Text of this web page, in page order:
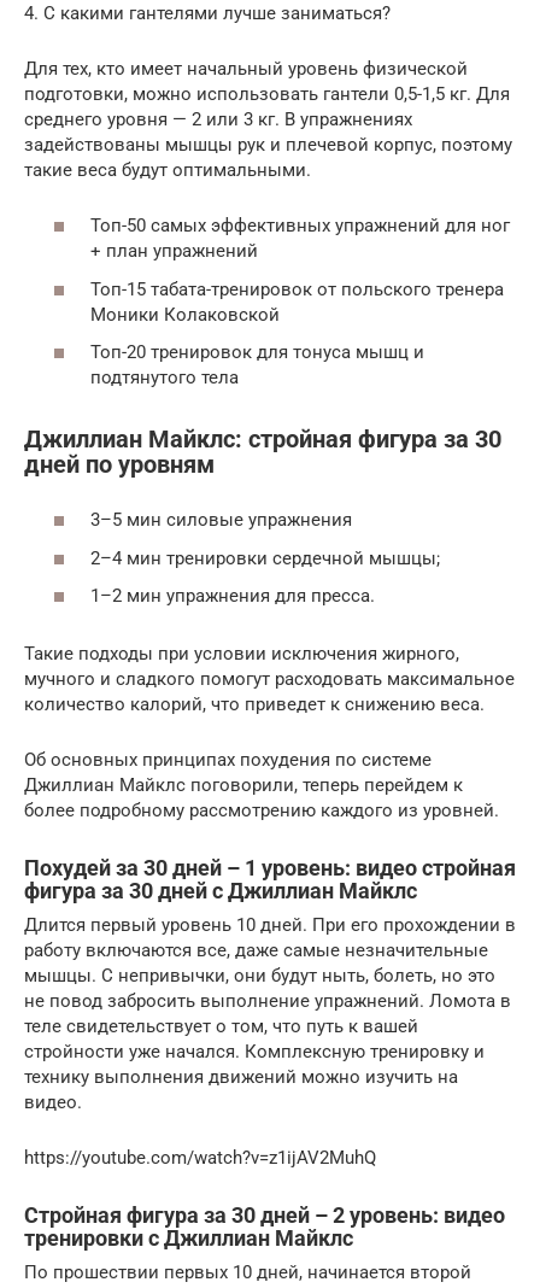
4. С какими гантелями лучше заниматься?
Для тех, кто имеет начальный уровень физической
подготовки, можно использовать гантели 0,5-1,5 кг. Для
среднего уровня — 2 или 3 кг. В упражнениях
задействованы мышцы рук и плечевой корпус, поэтому
такие веса будут оптимальными.
Топ-50 самых эффективных упражнений для ног
+ план упражнений
Топ-15 табата-тренировок от польского тренера
Моники Колаковской
Топ-20 тренировок для тонуса мышц и
подтянутого тела
Джиллиан Майклс: стройная фигура за 30
дней по уровням
3–5 мин силовые упражнения
2–4 мин тренировки сердечной мышцы;
1–2 мин упражнения для пресса.
Такие подходы при условии исключения жирного,
мучного и сладкого помогут расходовать максимальное
количество калорий, что приведет к снижению веса.
Об основных принципах похудения по системе
Джиллиан Майклс поговорили, теперь перейдем к
более подробному рассмотрению каждого из уровней.
Похудей за 30 дней – 1 уровень: видео стройная
фигура за 30 дней с Джиллиан Майклс
Длится первый уровень 10 дней. При его прохождении в
работу включаются все, даже самые незначительные
мышцы. С непривычки, они будут ныть, болеть, но это
не повод забросить выполнение упражнений. Ломота в
теле свидетельствует о том, что путь к вашей
стройности уже начался. Комплексную тренировку и
технику выполнения движений можно изучить на
видео.
https://youtube.com/watch?v=z1ijAV2MuhQ
Стройная фигура за 30 дней – 2 уровень: видео
тренировки с Джиллиан Майклс
По прошествии первых 10 дней, начинается второй